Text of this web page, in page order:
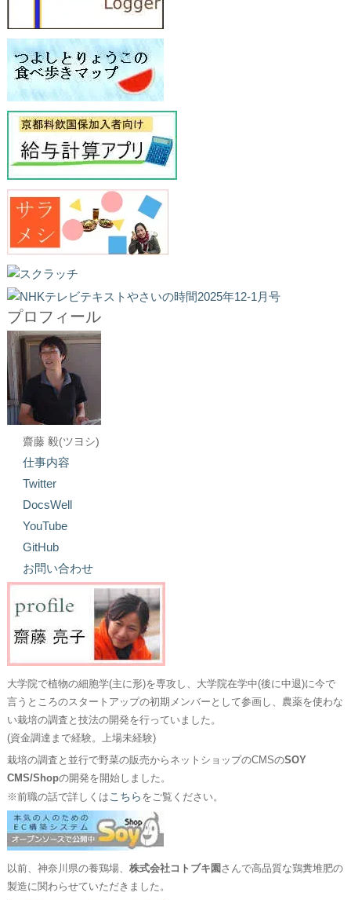
プロフィール
齋藤 毅(ツヨシ)
仕事内容
Twitter
DocsWell
YouTube
GitHub
お問い合わせ
大学院で植物の細胞学(主に形)を専攻し、大学院在学中(後に中退)に今で
言うところのスタートアップの初期メンバーとして参画し、農薬を使わな
い栽培の調査と技法の開発を行っていました。
(資金調達まで経験。上場未経験)
栽培の調査と並行で野菜の販売からネットショップのCMSのSOY
CMS/Shopの開発を開始しました。
※前職の話で詳しくは こちら をご覧ください。
以前、神奈川県の養鶏場、 株式会社コトブキ園 さんで高品質な鶏糞堆肥の
製造に関わらせていただきました。